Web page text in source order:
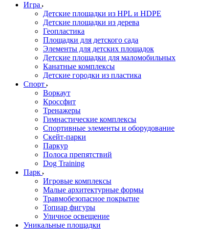
Игра
Детские площадки из HPL и HDPE
Детские площадки из дерева
Геопластика
Площадки для детского сада
Элементы для детских площадок
Детские площадки для маломобильных
Канатные комплексы
Детские городки из пластика
Спорт
Воркаут
Кроссфит
Тренажеры
Гимнастические комплексы
Спортивные элементы и оборудование
Скейт-парки
Паркур
Полоса препятствий
Dog Training
Парк
Игровые комплексы
Малые архитектурные формы
Травмобезопасное покрытие
Топиар фигуры
Уличное освещение
Уникальные площадки